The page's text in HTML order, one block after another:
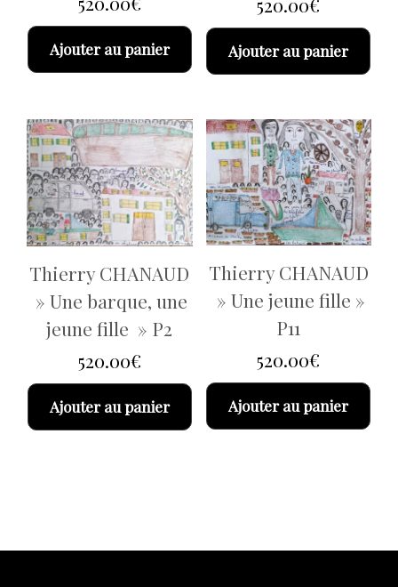
Ajouter au panier Ajouter au panier
Thierry CHANAUD
» Une barque, une
jeune fille » P2
520.00€
Ajouter au panier
Thierry CHANAUD
» Une jeune fille »
P11
520.00€
Ajouter au panier